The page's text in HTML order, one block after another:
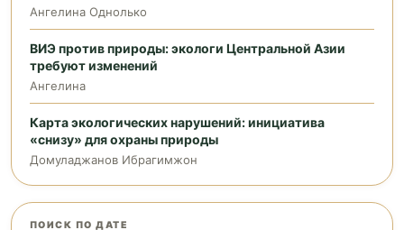
Ангелина Однолько
ВИЭ против природы: экологи Центральной Азии
требуют изменений
Ангелина
Карта экологических нарушений: инициатива
«снизу» для охраны природы
Домуладжанов Ибрагимжон
ПОИСК ПО ДАТЕ